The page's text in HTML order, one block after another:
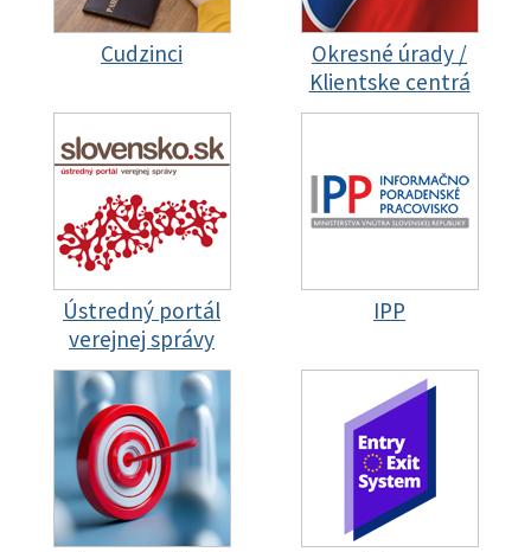
Cudzinci
Okresné úrady /
Klientske centrá
Ústredný portál
verejnej správy
IPP